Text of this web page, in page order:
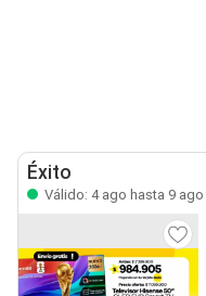
Éxito
Válido: 4 ago hasta 9 ago